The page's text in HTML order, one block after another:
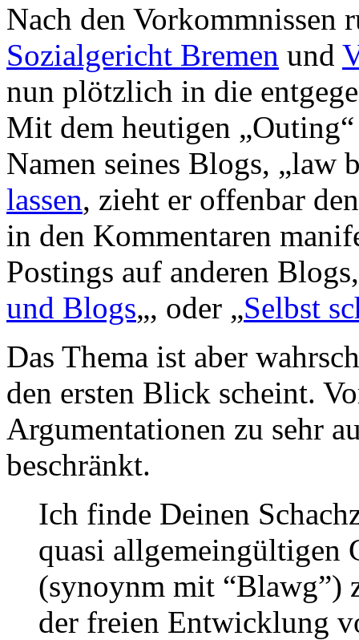
Nach den Vorkommnissen
Sozialgericht Bremen und
nun plötzlich in die
Mit dem heutigen
Namen seines Blogs, „law
lassen, zieht er offenbar
in den Kommentaren
Postings auf anderen
und Blogs„, oder „Selbst
Das Thema ist aber
den ersten Blick scheint.
Argumentationen zu sehr
beschränkt.
Ich finde Deinen
quasi allgemeingültigen
(synoynm mit “Blawg”)
der freien Entwicklung